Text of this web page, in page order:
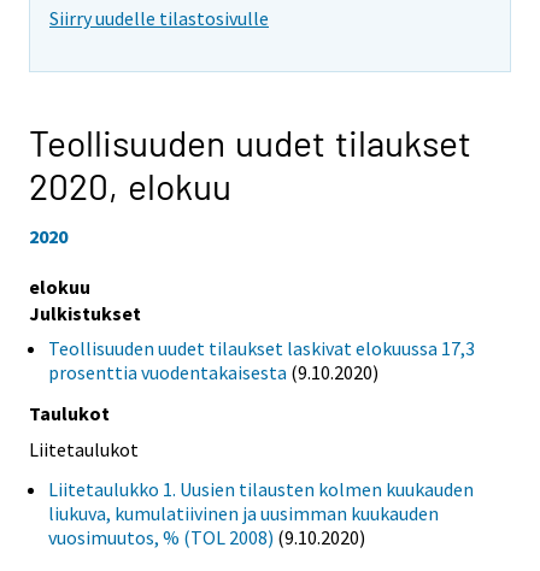
Siirry uudelle tilastosivulle
Teollisuuden uudet tilaukset
2020, elokuu
2020
elokuu
Julkistukset
Teollisuuden uudet tilaukset laskivat elokuussa 17,3
prosenttia vuodentakaisesta (9.10.2020)
Taulukot
Liitetaulukot
Liitetaulukko 1. Uusien tilausten kolmen kuukauden
liukuva, kumulatiivinen ja uusimman kuukauden
vuosimuutos, % (TOL 2008) (9.10.2020)